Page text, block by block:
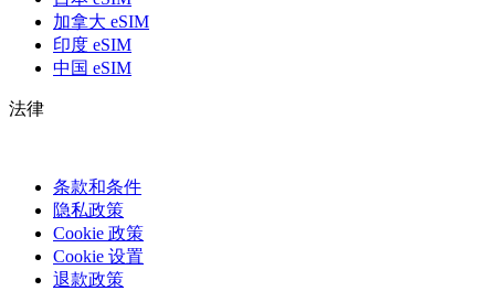
加拿大 eSIM
印度 eSIM
中国 eSIM
法律
条款和条件
隐私政策
Cookie 政策
Cookie 设置
退款政策